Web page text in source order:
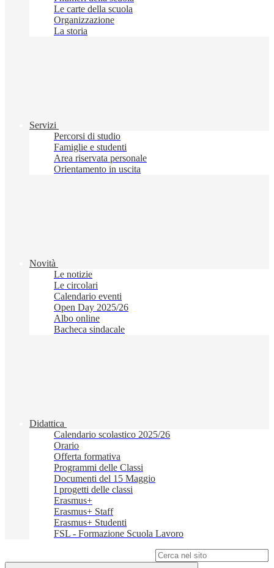
Le carte della scuola
Organizzazione
La storia
Servizi
Percorsi di studio
Famiglie e studenti
Area riservata personale
Orientamento in uscita
Novità
Le notizie
Le circolari
Calendario eventi
Open Day 2025/26
Albo online
Bacheca sindacale
Didattica
Calendario scolastico 2025/26
Orario
Offerta formativa
Programmi delle Classi
Documenti del 15 Maggio
I progetti delle classi
Erasmus+
Erasmus+ Staff
Erasmus+ Studenti
FSL - Formazione Scuola Lavoro